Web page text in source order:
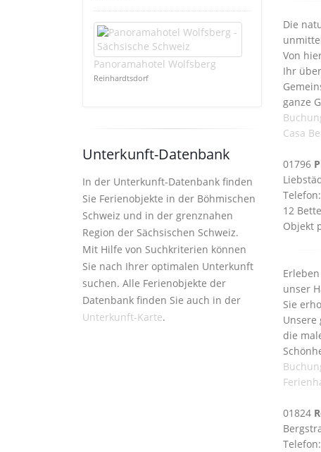
Panoramahotel Wolfsberg
Reinhardtsdorf
Unterkunft-Datenbank
In der Unterkunft-Datenbank finden
Sie Ferienobjekte in der Böhmischen
Schweiz und in der grenznahen
Region der Sächsischen Schweiz.
Mit Hilfe von Suchkriterien können
Sie nach Ihrer optimalen Unterkunft
suchen. Alle Ferienobjekte der
Datenbank finden Sie auch in der
Unterkunft-Karte.
Die
Von
Ihr
ganze
Casa
01796
12
Objekt
unser
Sie
die
01824